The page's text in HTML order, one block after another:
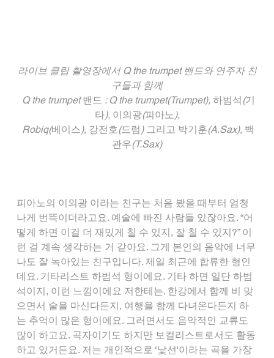
라이브 클립 촬영장에서 Q the trumpet 밴드와 연주자 친
구들과 함께
Q the trumpet 밴드 : Q the trumpet(Trumpet), 하범석 (기
타), 이의광(피아노),
Robiq(베이스), 강전호(드럼 ) 그리고 박기훈(A.Sax), 백
관우(T.Sax)
피아노의 이의광 이라는 친구는 처음 봤을 때부터 엄청
나게 번뜩이더라고요. 예술에 빠진 사람들 있잖아요. “어
떻게 하면 이걸 더 재밌게 칠 수 있지, 잘 칠 수 있지?” 이
런 걸 계속 생각하는 거 같아요. 그게 본인의 음악에 너무
나도 잘 녹아있는 친구입니다. 제일 최근에 합류한 형인
데요. 기타리스트 하범석 형이에요. 기타 하면 일단 하범
석이지, 이런 느낌이에요 저한테는. 한강에서 함께 비 맞
으면서 술을 마신다든지, 여행을 함께 다녀온다든지 하
는 추억이 많은 형이에요. 그러면서도 음악적인 교류도
많이 하고요. 곡자이기도 하지만 보컬리스트로서도 활동
하고 있거든요. 저는 개인적으로 ‘낯선'이라는 곡을 가장